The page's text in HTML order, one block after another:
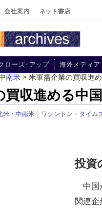
会社案内 ネット書店
ローズ･アップ 海外メディア
南米 > 米軍需企業の買収進
買収進める中国
米・中南米 ｜ ワシントン・タイム
投資
中国
関連企